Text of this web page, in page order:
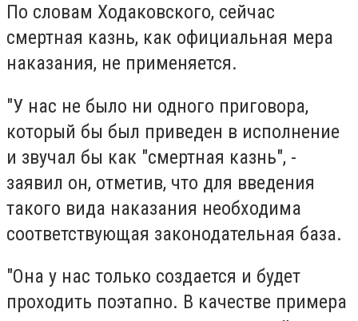
По словам Ходаковского, сейчас
смертная казнь, как официальная мера
наказания, не применяется.
"У нас не было ни одного приговора,
который бы был приведен в исполнение
и звучал бы как "смертная казнь", -
заявил он, отметив, что для введения
такого вида наказания необходима
соответствующая законодательная база.
"Она у нас только создается и будет
проходить поэтапно. В качестве примера